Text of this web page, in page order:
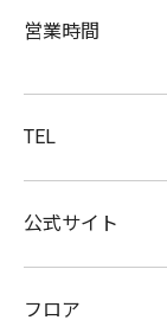
営業時間
TEL
公式サイト
フロア